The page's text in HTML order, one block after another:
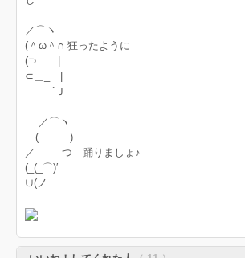
／⌒ヽ
(＾ω＾∩ 狂ったように
(⊃ |
⊂＿_ |
`Ｊ
／⌒ヽ
( )
／ _つ 踊りましょ♪
(_(_⌒)′
∪(ノ